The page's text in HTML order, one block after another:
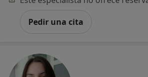
Pedir una cita